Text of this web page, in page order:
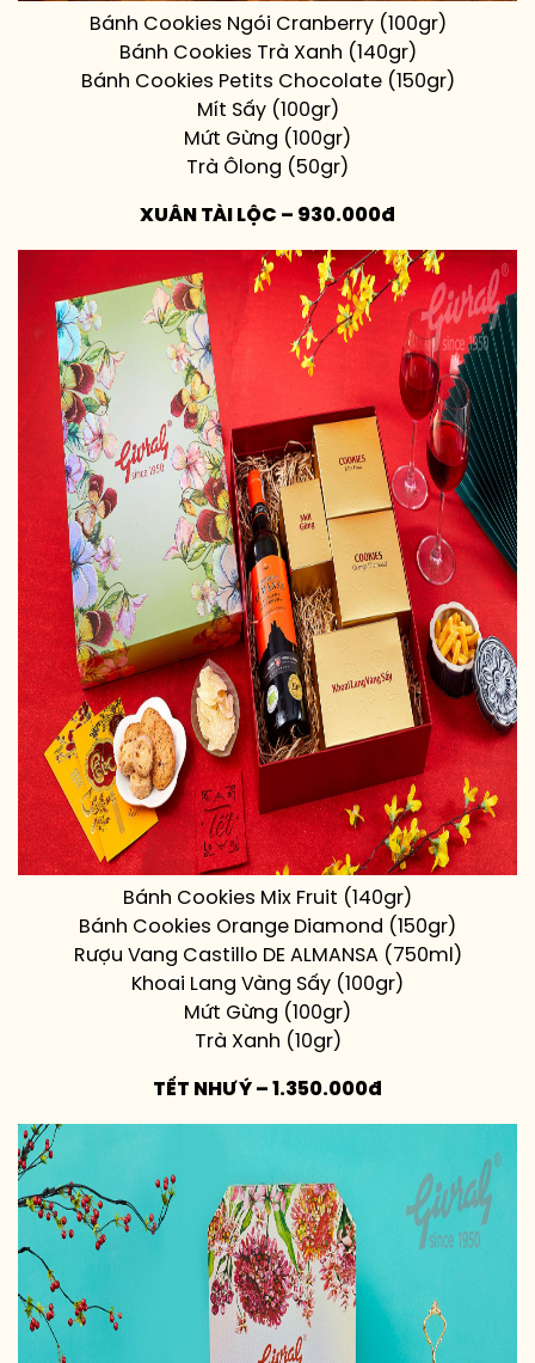
Bánh Cookies Ngói Cranberry (100gr)
Bánh Cookies Trà Xanh (140gr)
Bánh Cookies Petits Chocolate (150gr)
Mít Sấy (100gr)
Mứt Gừng (100gr)
Trà Ôlong (50gr)
XUÂN TÀI LỘC – 930.000đ
Bánh Cookies Mix Fruit (140gr)
Bánh Cookies Orange Diamond (150gr)
Rượu Vang Castillo DE ALMANSA (750ml)
Khoai Lang Vàng Sấy (100gr)
Mứt Gừng (100gr)
Trà Xanh (10gr)
TẾT NHƯ Ý – 1.350.000đ